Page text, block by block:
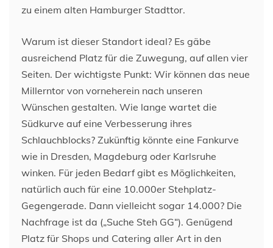
zu einem alten Hamburger Stadttor.
Warum ist dieser Standort ideal? Es gäbe
ausreichend Platz für die Zuwegung, auf allen vier
Seiten. Der wichtigste Punkt: Wir können das neue
Millerntor von vorneherein nach unseren
Wünschen gestalten. Wie lange wartet die
Südkurve auf eine Verbesserung ihres
Schlauchblocks? Zukünftig könnte eine Fankurve
wie in Dresden, Magdeburg oder Karlsruhe
winken. Für jeden Bedarf gibt es Möglichkeiten,
natürlich auch für eine 10.000er Stehplatz-
Gegengerade. Dann vielleicht sogar 14.000? Die
Nachfrage ist da („Suche Steh GG“). Genügend
Platz für Shops und Catering aller Art in den